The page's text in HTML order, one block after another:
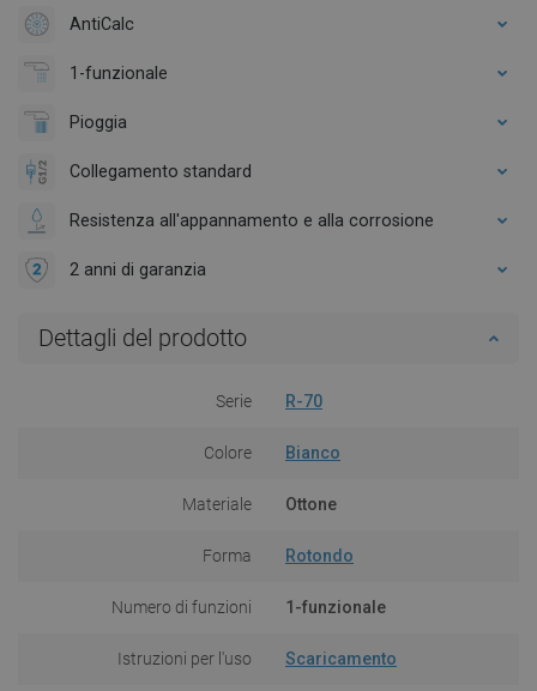
AntiCalc
1-funzionale
Pioggia
Collegamento standard
Resistenza all'appannamento e alla corrosione
2 anni di garanzia
Dettagli del prodotto
Serie R-70
Colore Bianco
Materiale Ottone
Forma Rotondo
Numero di funzioni 1-funzionale
Istruzioni per l'uso Scaricamento